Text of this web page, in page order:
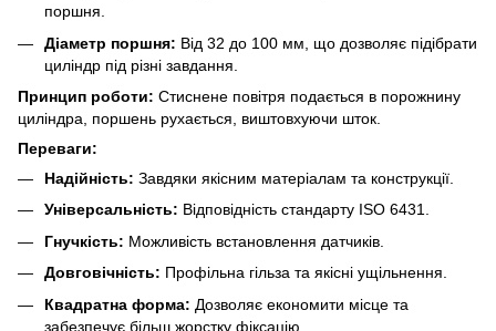
поршня.
Діаметр поршня: Від 32 до 100 мм, що дозволяє підібрати
циліндр під різні завдання.
Принцип роботи: Стиснене повітря подається в порожнину
циліндра, поршень рухається, виштовхуючи шток.
Переваги:
Надійність: Завдяки якісним матеріалам та конструкції.
Універсальність: Відповідність стандарту ISO 6431.
Гнучкість: Можливість встановлення датчиків.
Довговічність: Профільна гільза та якісні ущільнення.
Квадратна форма: Дозволяє економити місце та
забезпечує більш жорстку фіксацію.